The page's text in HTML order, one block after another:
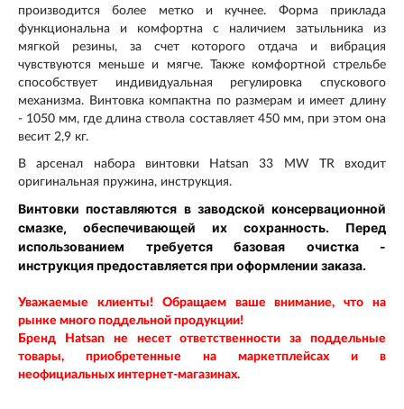
производится более метко и кучнее. Форма приклада
функциональна и комфортна с наличием затыльника из
мягкой резины, за счет которого отдача и вибрация
чувствуются меньше и мягче. Также комфортной стрельбе
способствует индивидуальная регулировка спускового
механизма. Винтовка компактна по размерам и имеет длину
- 1050 мм, где длина ствола составляет 450 мм, при этом она
весит 2,9 кг.
В арсенал набора винтовки Hatsan 33 MW TR входит
оригинальная пружина, инструкция.
Винтовки поставляются в заводской консервационной
смазке, обеспечивающей их сохранность. Перед
использованием требуется базовая очистка -
инструкция предоставляется при оформлении заказа.
Уважаемые клиенты! Обращаем ваше внимание, что на
рынке много поддельной продукции!
Бренд Hatsan
не несет ответственности за поддельные
товары, приобретенные на маркетплейсах и в
неофициальных интернет-магазинах.